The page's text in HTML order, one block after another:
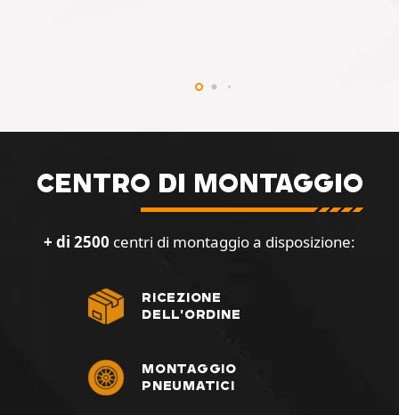
CENTRO DI MONTAGGIO
+ di 2500 centri di montaggio a disposizione:
RICEZIONE
DELL'ORDINE
MONTAGGIO
PNEUMATICI